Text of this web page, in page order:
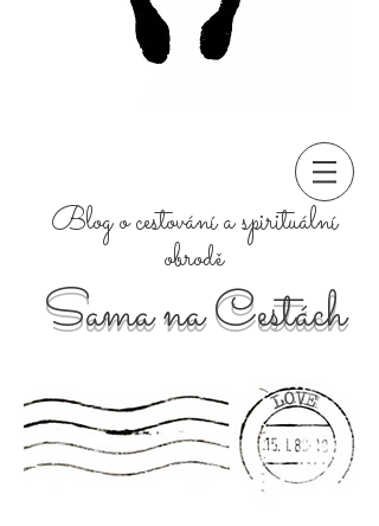
Sama na Cestách
Blog o cestování a spirituální
obrodě